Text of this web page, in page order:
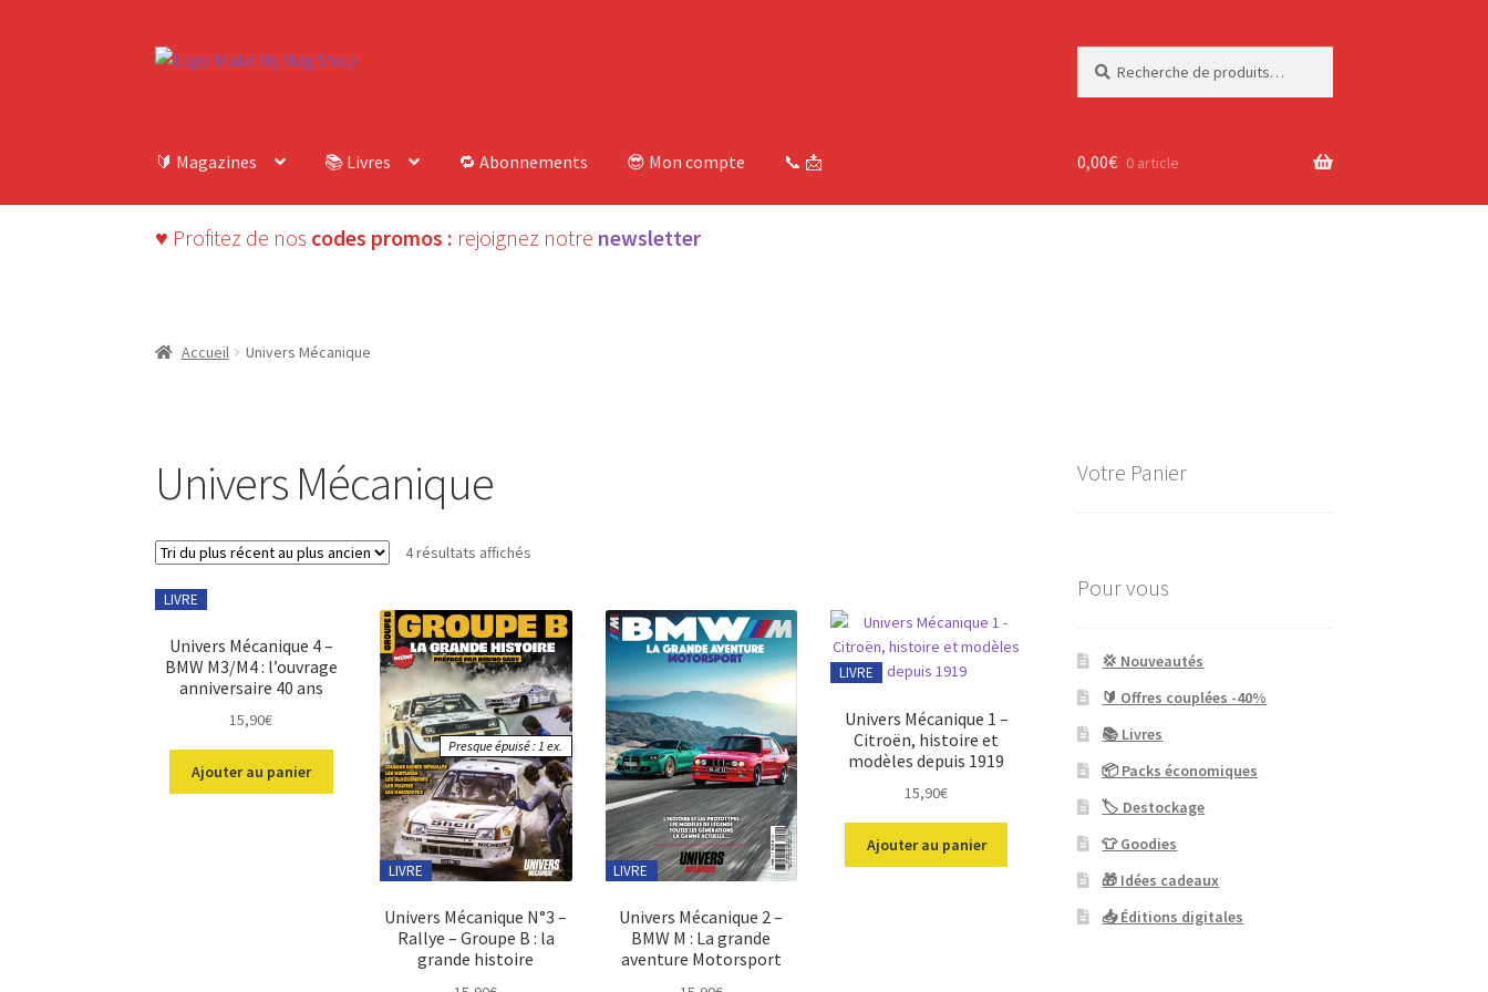
Aller
Aller
pour :
🔰 Magazines 📚 Livres 🔁 Abonnements 😎 Mon compte 📞 📩 0,00€ 0 article
♥ Profitez de nos codes promos : rejoignez notre newsletter
Accueil Univers Mécanique
Univers Mécanique
4 résultats affichés
récent
au
plus
ancien
LIVRE
Univers Mécanique 4 –
BMW M3/M4 : l’ouvrage
anniversaire 40 ans
15,90€
Ajouter au panier
LIVRE
Presque épuisé : 1 ex.
Univers Mécanique N°3 –
Rallye – Groupe B : la
grande histoire
LIVRE
Univers Mécanique 2 –
BMW M : La grande
aventure Motorsport
LIVRE
Univers Mécanique 1 –
Citroën, histoire et
modèles depuis 1919
15,90€
Ajouter au panier
Votre Panier
Pour vous
💢 Nouveautés
🔰 Offres couplées -40%
📚 Livres
📦 Packs économiques
🏷 Destockage
👕 Goodies
🎁 Idées cadeaux
📥 Éditions digitales